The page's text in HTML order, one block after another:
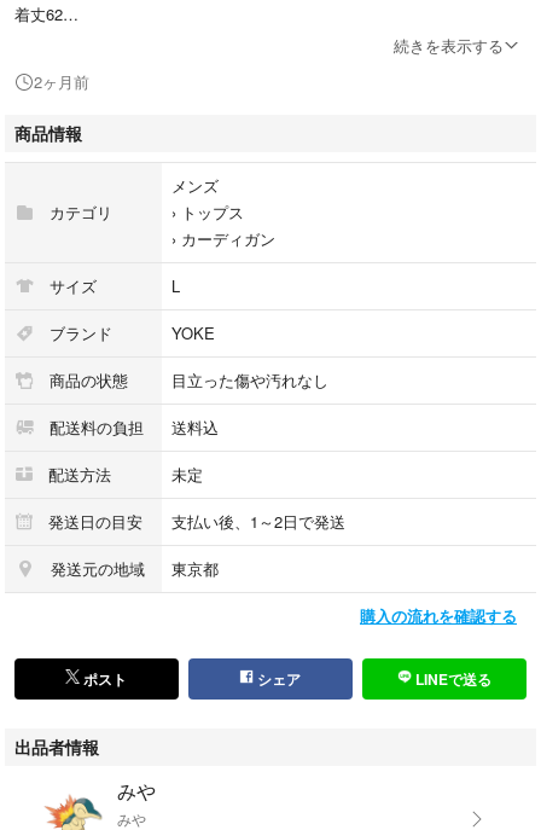
着丈62
【品番】
25fw-k-05
目立った汚れは特にありません
【発送方法】
簡易梱包にて発送します
Aeta ATON Auralee ancellm Apocrypha Batoner Badhiya beautiful peopl
e COMOLI CIOTA crepuscule CULLNI doublet DAIRIKU Dulcamara Digaw
el DAIWA PIER39 FUMITO GANRYU Feng Chen Wang Graphpaper Hed M
ayner Hender Scheme Hare HERILL ISSUETHINGS Interim JieDa JOH
N LAWRENCE SULLIVAN KAIKO KEISUKEYOSHIDA Kijima Takayuki Ku
y Beautiful Landlet MASU Markaware Marka MATSUFUJI mfpen Neon Sig
n Nepenthes NEAT Needles OUAT Omar Afridi polyploid RANTIKI RAKIN
ES Sacai SEEALL seyto stein SUNSEA Syu Shinya Kozuka Studio Nicho
lson Studious Sacai Soduk SOSHIOTSUKI Sugarhill sulvam saby Sharee
f Soerte Sublations South2 Sublations West8 Taiga Igari Teatora TAAKK T
eca YUKI HASHIMOTO Yoko Sakamoto WhoWhat Wackomaria Westover
alls Wellder 08sircus カーディガン 26SS
続きを表示する
2ヶ月前
商品情報
カテゴリ
メンズ
› トップス
› カーディガン
サイズ L
ブランド YOKE
商品の状態 目立った傷や汚れなし
配送料の負担 送料込
配送方法 未定
発送日の目安 支払い後、1～2日で発送
発送元の地域 東京都
購入の流れを確認する
ポスト シェア LINEで送る
出品者情報
みや
みや